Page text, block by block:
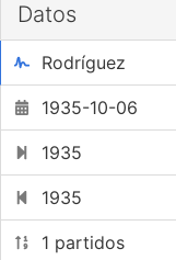
Datos
Rodríguez
1935-10-06
1935
1935
1 partidos